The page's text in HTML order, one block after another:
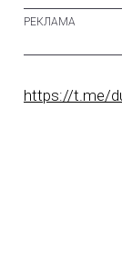
https://t.me/